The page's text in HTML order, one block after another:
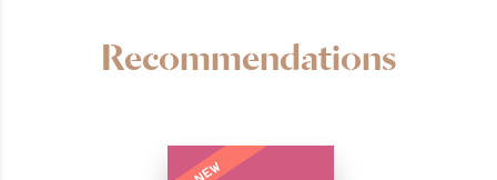
Recommendations
NEW